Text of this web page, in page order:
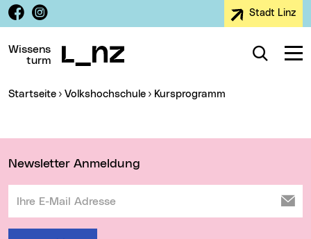
Zur Navigation
Zum Inhalt
Zur Suche
Facebook
Instagram Stadt Linz
Wissens
turm
Suche
Sie sind hier:
Startseite Volkshochschule Kursprogramm
Newsletter Anmeldung